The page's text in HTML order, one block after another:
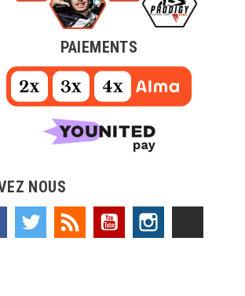
PAIEMENTS
NOUS
Facebook Twitter Rss YouTube